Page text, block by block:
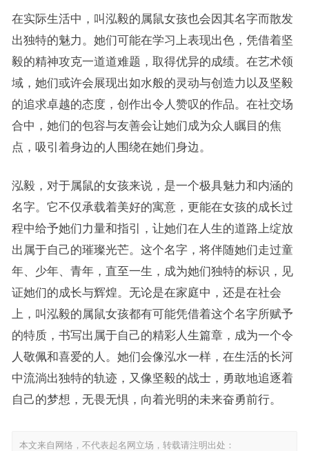
在实际生活中，叫泓毅的属鼠女孩也会因其名字而散发
出独特的魅力。她们可能在学习上表现出色，凭借着坚
毅的精神攻克一道道难题，取得优异的成绩。在艺术领
域，她们或许会展现出如水般的灵动与创造力以及坚毅
的追求卓越的态度，创作出令人赞叹的作品。在社交场
合中，她们的包容与友善会让她们成为众人瞩目的焦
点，吸引着身边的人围绕在她们身边。
泓毅，对于属鼠的女孩来说，是一个极具魅力和内涵的
名字。它不仅承载着美好的寓意，更能在女孩的成长过
程中给予她们力量和指引，让她们在人生的道路上绽放
出属于自己的璀璨光芒。这个名字，将伴随她们走过童
年、少年、青年，直至一生，成为她们独特的标识，见
证她们的成长与辉煌。无论是在家庭中，还是在社会
上，叫泓毅的属鼠女孩都有可能凭借着这个名字所赋予
的特质，书写出属于自己的精彩人生篇章，成为一个令
人敬佩和喜爱的人。她们会像泓水一样，在生活的长河
中流淌出独特的轨迹，又像坚毅的战士，勇敢地追逐着
自己的梦想，无畏无惧，向着光明的未来奋勇前行。
本文来自网络，不代表起名网立场，转载请注明出处：